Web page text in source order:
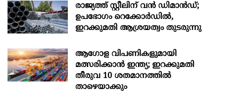
രാജ്യത്ത് സ്റ്റീലിന് വൻ ഡിമാൻഡ്;
ഉപഭോഗം റെക്കോർഡിൽ,
ഇറക്കുമതി ആശ്രയത്വം തുടരുന്നു
ആഗോള വിപണികളുമായി
മത്സരിക്കാൻ ഇന്ത്യ; ഇറക്കുമതി
തീരുവ 10 ശതമാനത്തിൽ
താഴെയാക്കും